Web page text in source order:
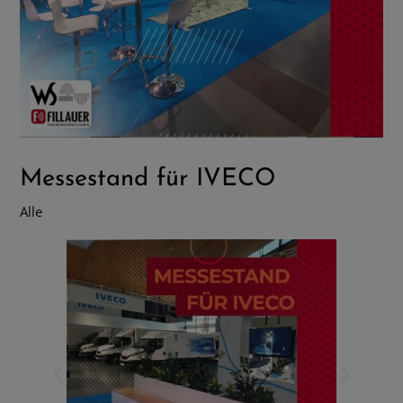
Messestand für IVECO
Alle